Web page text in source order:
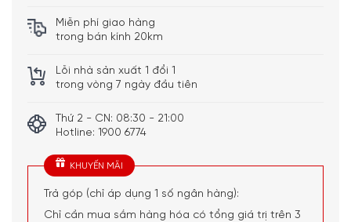
chỉ bằng một nút nhấn
Miễn phí giao hàng
trong bán kính 20km
Lỗi nhà sản xuất 1 đổi 1
trong vòng 7 ngày đầu tiên
Thứ 2 - CN: 08:30 - 21:00
Hotline: 1900 6774
KHUYẾN MÃI
Trả góp (chỉ áp dụng 1 số ngân hàng):
Chỉ cần mua sắm hàng hóa có tổng giá trị trên 3